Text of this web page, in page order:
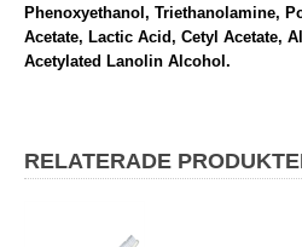
Phenoxyethanol, Triethanolamine,
Acetate, Lactic Acid, Cetyl Acetate,
Acetylated Lanolin Alcohol.
RELATERADE